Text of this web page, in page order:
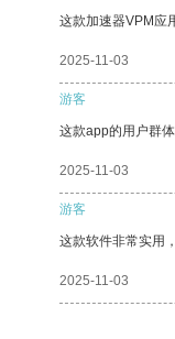
这款加速器VPM应
2025-11-03
游客
这款app的用户群
2025-11-03
游客
这款软件非常实用
2025-11-03